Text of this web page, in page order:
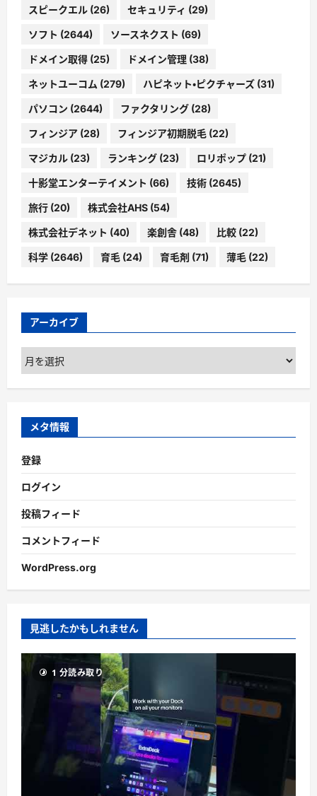
スピークエル (26) セキュリティ (29)
ソフト (2644) ソースネクスト (69)
ドメイン取得 (25) ドメイン管理 (38)
ネットユーコム (279) ハピネット・ピクチャーズ (31)
パソコン (2644) ファクタリング (28)
フィンジア (28) フィンジア初期脱毛 (22)
マジカル (23) ランキング (23) ロリポップ (21)
十影堂エンターテイメント (66) 技術 (2645)
旅行 (20) 株式会社AHS (54)
株式会社デネット (40) 楽創舎 (48) 比較 (22)
科学 (2646) 育毛 (24) 育毛剤 (71) 薄毛 (22)
アーカイブ
ア
ー
カ
ブ
メタ情報
登録
ログイン
投稿フィード
コメントフィード
WordPress.org
見逃したかもしれません
1 分読み取り